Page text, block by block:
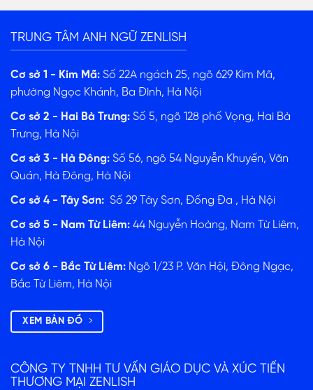
TRUNG TÂM ANH NGỮ ZENLISH
Cơ sở 1 - Kim Mã: Số 22A ngách 25, ngõ 629 Kim Mã,
phường Ngọc Khánh, Ba Đình, Hà Nội
Cơ sở 2 - Hai Bà Trưng: Số 5, ngõ 128 phố Vọng, Hai Bà
Trưng, Hà Nội
Cơ sở 3 - Hà Đông: Số 56, ngõ 54 Nguyễn Khuyến, Văn
Quán, Hà Đông, Hà Nội
Cơ sở 4 - Tây Sơn: Số 29 Tây Sơn, Đống Đa , Hà Nội
Cơ sở 5 - Nam Từ Liêm: 44 Nguyễn Hoàng, Nam Từ Liêm,
Hà Nội
Cơ sở 6 - Bắc Từ Liêm: Ngõ 1/23 P. Văn Hội, Đông Ngạc,
Bắc Từ Liêm, Hà Nội
XEM BẢN ĐỒ
CÔNG TY TNHH TƯ VẤN GIÁO DỤC VÀ XÚC TIẾN
THƯƠNG MẠI ZENLISH